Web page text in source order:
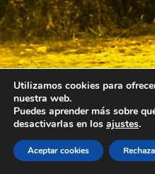
Utilizamos cookies para
nuestra web.
Puedes aprender más sobre
desactivarlas en los ajustes.
Aceptar cookies